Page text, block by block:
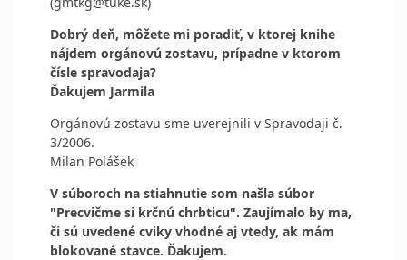
Dobrý deň, môžete mi poradiť, v ktorej knihe
nájdem orgánovú zostavu, prípadne v ktorom
čísle spravodaja?
Ďakujem Jarmila
Orgánovú zostavu sme uverejnili v Spravodaji č.
3/2006.
Milan Polášek
V súboroch na stiahnutie som našla súbor
"Precvičme si krčnú chrbticu". Zaujímalo by ma,
či sú uvedené cviky vhodné aj vtedy, ak mám
blokované stavce. Ďakujem.